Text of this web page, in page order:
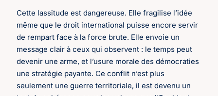
Cette lassitude est dangereuse. Elle fragilise l’idée
même que le droit international puisse encore servir
de rempart face à la force brute. Elle envoie un
message clair à ceux qui observent : le temps peut
devenir une arme, et l’usure morale des démocraties
une stratégie payante. Ce conflit n’est plus
seulement une guerre territoriale, il est devenu un